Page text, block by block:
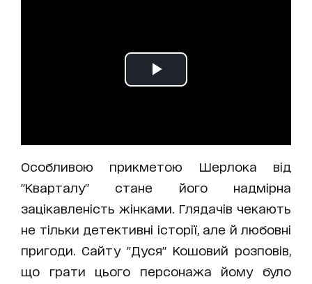
Особливою прикметою Шерлока від
"Кварталу" стане його надмірна
зацікавленість жінками. Глядачів чекають
не тільки детективні історії, але й любовні
пригоди. Сайту "Дуся" Кошовий розповів,
що грати цього персонажа йому було